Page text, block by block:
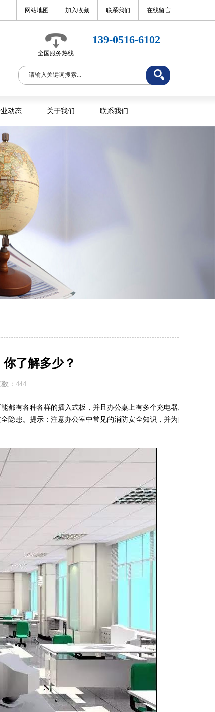
网站地图 加入收藏 联系我们 在线留言
139-0516-6102
全国服务热线
动态 关于我们 联系我们
了解多少？
： 444
都有各种各样的插入式板，并且办公桌上有多个充电器。这些
隐患。提示：注意办公室中常见的消防安全知识，并为自己和